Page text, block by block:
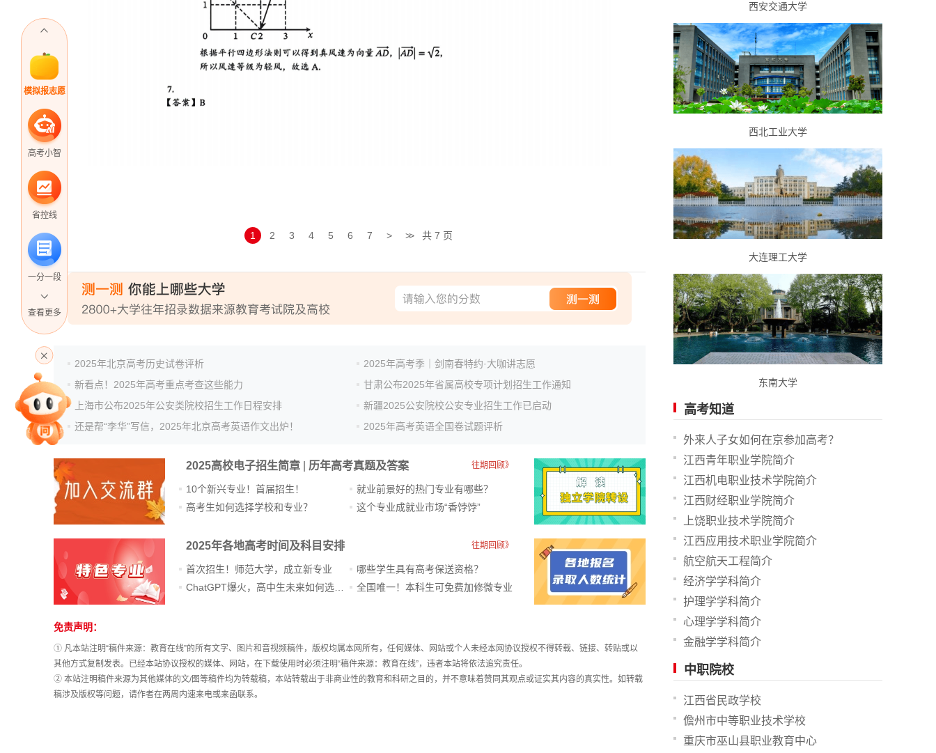
模拟报志愿
高考小智
省控线
一分一段
专家指导课
院校排行
高考作文
高考估分
高考真题
查看更多
1 2 3 4 5 6 7 > >> 共 7 页
2025年北京高考历史试卷评析
2025年高考季｜剑南春特约·大咖讲志愿
新看点！2025年高考重点考查这些能力
甘肃公布2025年省属高校专项计划招生工作通知
上海市公布2025年公安类院校招生工作日程安排
新疆2025公安院校公安专业招生工作已启动
还是帮“李华”写信，2025年北京高考英语作文出炉！
2025年高考英语全国卷试题评析
2025高校电子招生简章 历年高考真题及答案 往期回顾》
10个新兴专业！首届招生！
高考生如何选择学校和专业？
就业前景好的热门专业有哪些？
这个专业成就业市场“香饽饽”​
2025年各地高考时间及科目安排 往期回顾》
首次招生！师范大学，成立新专业
哪些学生具有高考保送资格？
全国唯一！本科生可免费加修微专业
站
长
统
计
免责声明：
① 凡本站注明“稿件来源：教育在线”的所有文字、图片和音视频稿件，版权均属本网所有，任何媒体、网站或个人未经本网协议授权不得转载、链接、转贴或以
其他方式复制发表。已经本站协议授权的媒体、网站，在下载使用时必须注明“稿件来源：教育在线”，违者本站将依法追究责任。
② 本站注明稿件来源为其他媒体的文/图等稿件均为转载稿，本站转载出于非商业性的教育和科研之目的，并不意味着赞同其观点或证实其内容的真实性。如转载
稿涉及版权等问题，请作者在两周内速来电或来函联系。
西安交通大学
西北工业大学
大连理工大学
东南大学
高考知道
外来人子女如何在京参加高考？
江西青年职业学院简介
江西机电职业技术学院简介
江西财经职业学院简介
上饶职业技术学院简介
江西应用技术职业学院简介
航空航天工程简介
经济学学科简介
护理学学科简介
心理学学科简介
金融学学科简介
中职院校
江西省民政学校
儋州市中等职业技术学校
重庆市巫山县职业教育中心